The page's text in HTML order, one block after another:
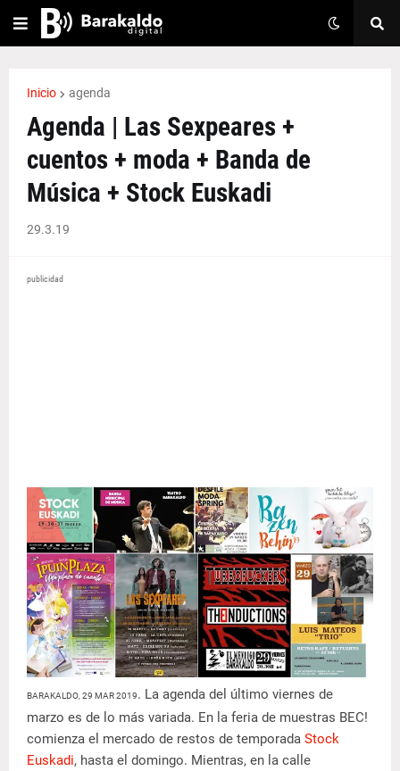
Inicio agenda
Agenda | Las Sexpeares +
cuentos + moda + Banda de
Música + Stock Euskadi
29.3.19
publicidad
BARAKALDO, 29 MAR 2019. La agenda del último viernes de
marzo es de lo más variada. En la feria de muestras BEC!
comienza el mercado de restos de temporada Stock
Euskadi, hasta el domingo. Mientras, en la calle